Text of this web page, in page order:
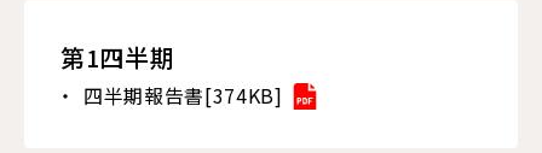
第1四半期
四半期報告書[374KB]